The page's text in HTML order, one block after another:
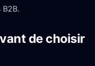
de choisir